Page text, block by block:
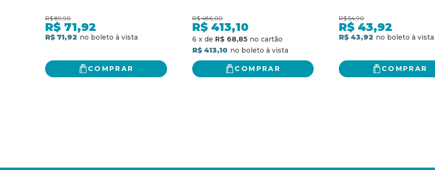
R$ 89,90
R$ 71,92
R$ 71,92
COMPRAR
R$ 486,00
R$ 413,10
6 x de R$ 68,85
R$ 413,10
COMPRAR
R$ 54,90
R$ 43,92
R$ 43,92
COMPRAR